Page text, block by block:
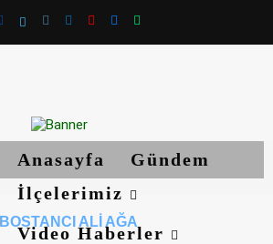
Anasayfa
Gündem
İlçelerimiz
Video Haberler
BOSTANCI ALI AĞA